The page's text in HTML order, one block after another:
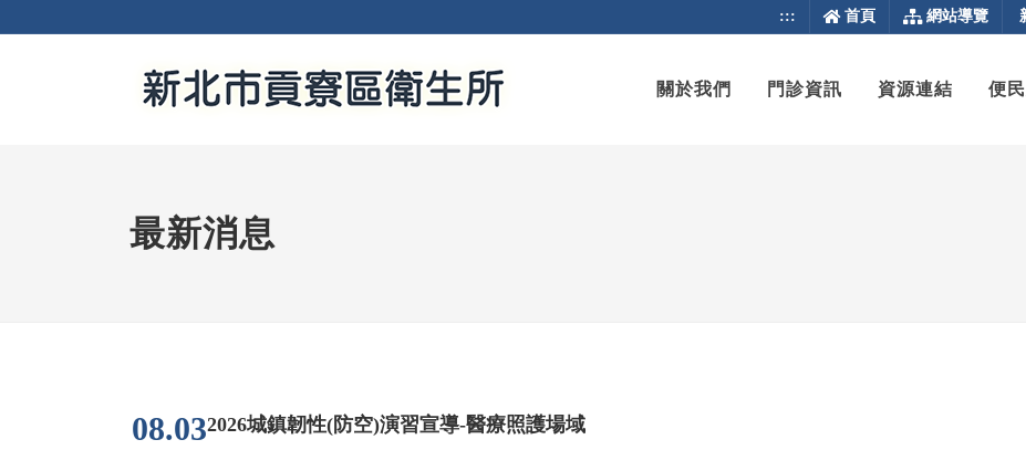
::: 首頁 網站導覽
關於我們 門診資訊 資源連結 便
最新消息
08.032026城鎮韌性(防空)演習宣導-醫療照護場域